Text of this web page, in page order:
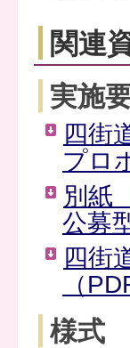
関連
実施
四街
プロ
別紙
公募
四街
（
様式